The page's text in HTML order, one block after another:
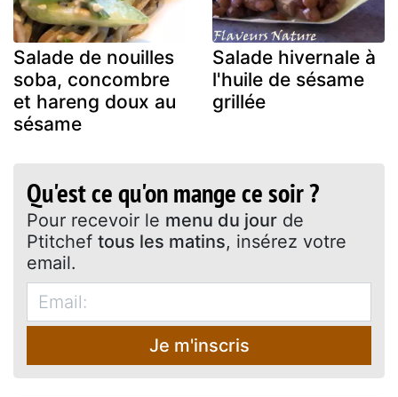
Salade de nouilles
soba, concombre
et hareng doux au
sésame
Salade hivernale à
l'huile de sésame
grillée
Qu'est ce qu'on mange ce soir ?
Pour recevoir le menu du jour de
Ptitchef tous les matins, insérez votre
email.
Je m'inscris